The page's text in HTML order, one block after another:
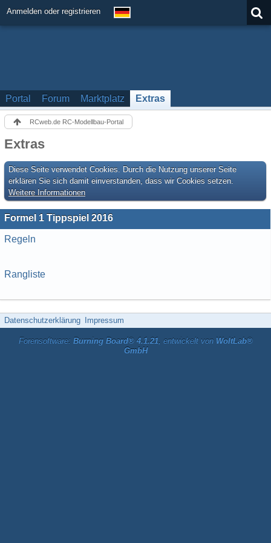
Anmelden oder registrieren
Portal Forum Marktplatz Extras
RCweb.de RC-Modellbau-Portal
Extras
Diese Seite verwendet Cookies. Durch die Nutzung unserer Seite
erklären Sie sich damit einverstanden, dass wir Cookies setzen.
Weitere Informationen
Formel 1 Tippspiel 2016
Regeln
Rangliste
Datenschutzerklärung Impressum
Forensoftware: Burning Board® 4.1.21, entwickelt von WoltLab®
GmbH